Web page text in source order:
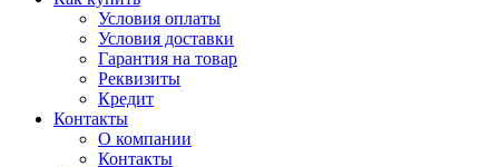
Условия оплаты
Условия доставки
Гарантия на товар
Реквизиты
Кредит
Контакты
О компании
Контакты